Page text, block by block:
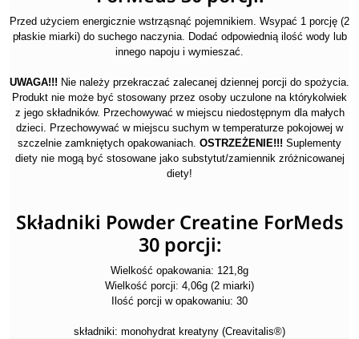
Przed użyciem energicznie wstrząsnąć pojemnikiem. Wsypać 1 porcję (2
płaskie miarki) do suchego naczynia. Dodać odpowiednią ilość wody lub
innego napoju i wymieszać.
UWAGA!!! Nie należy przekraczać zalecanej dziennej porcji do spożycia.
Produkt nie może być stosowany przez osoby uczulone na którykolwiek
z jego składników. Przechowywać w miejscu niedostępnym dla małych
dzieci. Przechowywać w miejscu suchym w temperaturze pokojowej w
szczelnie zamkniętych opakowaniach. OSTRZEŻENIE!!! Suplementy
diety nie mogą być stosowane jako substytut/zamiennik zróżnicowanej
diety!
Składniki Powder Creatine ForMeds
30 porcji:
Wielkość opakowania: 121,8g
Wielkość porcji: 4,06g (2 miarki)
Ilość porcji w opakowaniu: 30
składniki: monohydrat kreatyny (Creavitalis®)